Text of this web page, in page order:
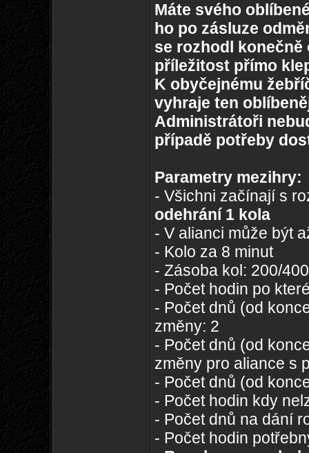
Máte svého
ho po zásluze
se rozhodl
příležitost přímo
K obyčejnému
vyhraje ten
Administrátoři
případě potřeby
Parametry mezihry:
- Všichni začínají s
odehrání 1 kola
- V alianci může být
- Kolo za 8 minut
- Zásoba kol: 200/400
- Počet hodin po
- Počet dnů (od
změny: 2
- Počet dnů (od
změny pro aliance s
- Počet dnů (od
- Počet hodin kdy
- Počet dnů na dání
- Počet hodin